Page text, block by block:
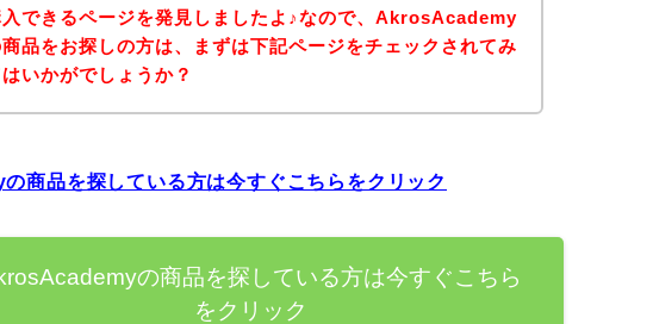
入できるページを発見しましたよ♪なので、AkrosAcademy
品をお探しの方は、まずは下記ページをチェックされてみ
いかがでしょうか？
商品を探している方は今すぐこちらをクリック
の商品を探している方は今すぐこちら
をクリック